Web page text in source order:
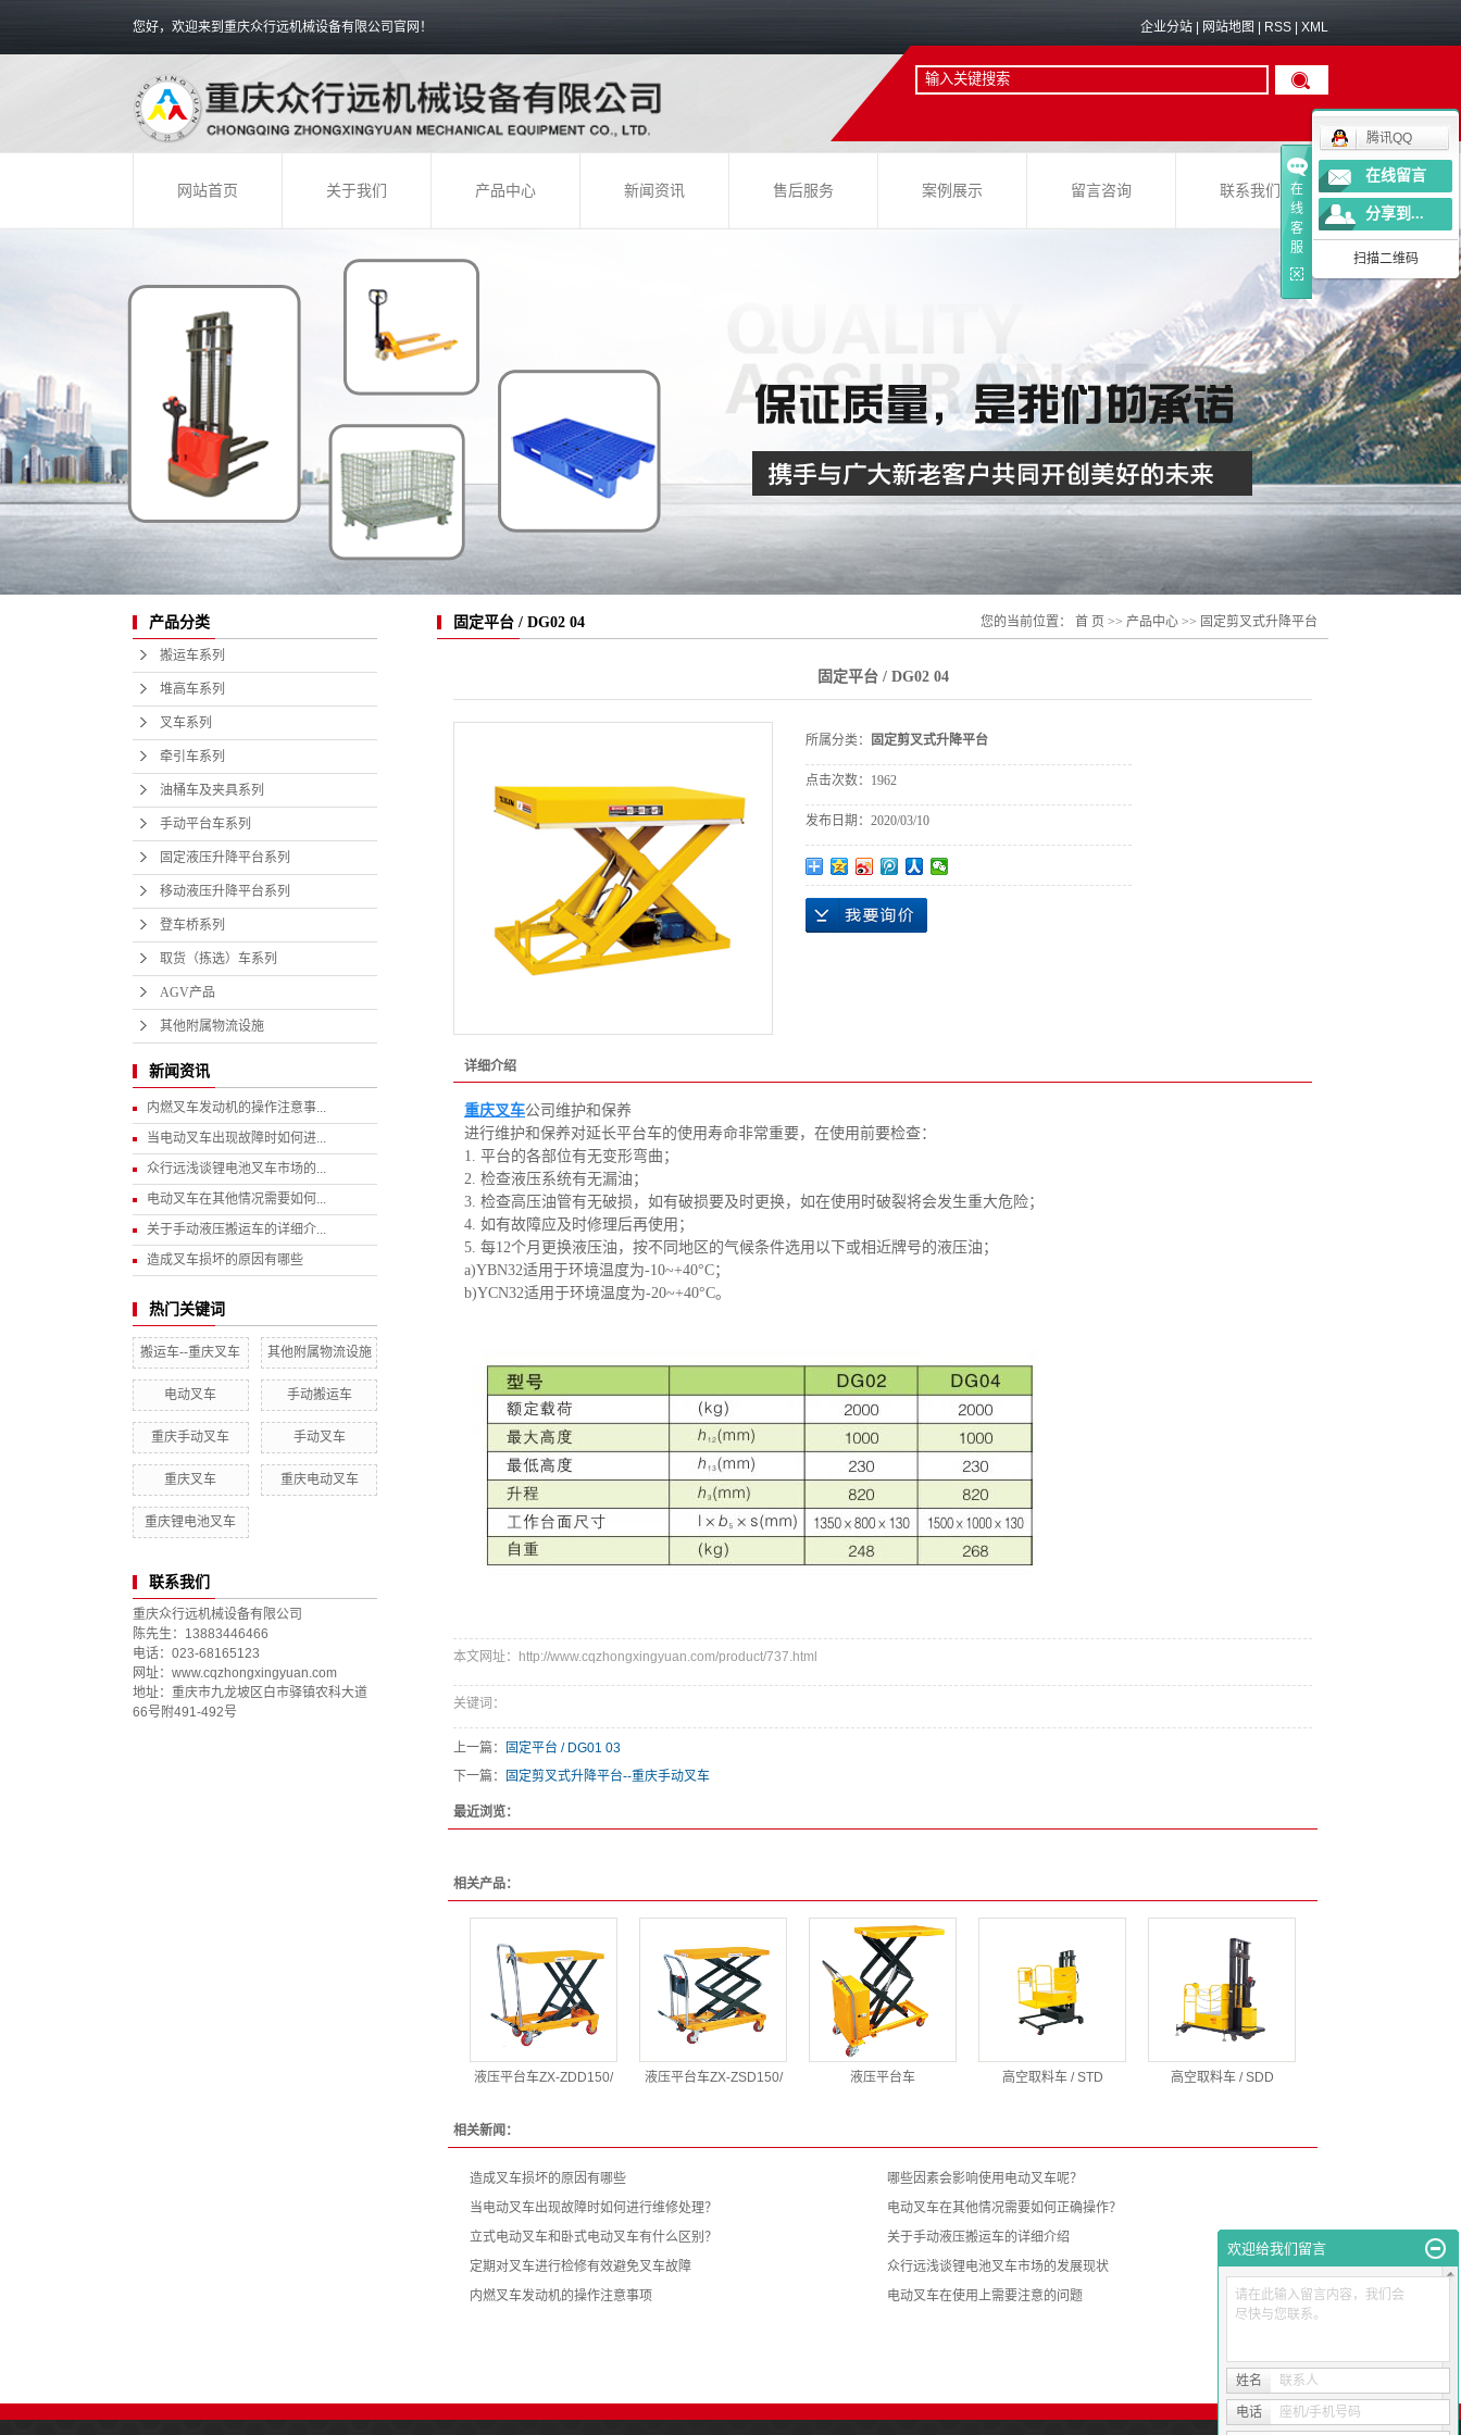
您好，欢迎来到重庆众行远机械设备有限公司官网！ 企业分站 网站地图 RSS XML
网站首页 关于我们 产品中心 新闻资讯 售后服务 案例展示 留言咨询 联系我们
产品分类
搬运车系列
堆高车系列
叉车系列
牵引车系列
油桶车及夹具系列
手动平台车系列
固定液压升降平台系列
移动液压升降平台系列
登车桥系列
取货（拣选）车系列
AGV产品
其他附属物流设施
新闻资讯
内燃叉车发动机的操作注意事...
当电动叉车出现故障时如何进...
众行远浅谈锂电池叉车市场的...
电动叉车在其他情况需要如何...
关于手动液压搬运车的详细介...
造成叉车损坏的原因有哪些
热门关键词
搬运车--重庆叉车 其他附属物流设施
电动叉车 手动搬运车
重庆手动叉车 手动叉车
重庆叉车 重庆电动叉车
重庆锂电池叉车
联系我们
重庆众行远机械设备有限公司
陈先生：13883446466
电话：023-68165123
网址：www.cqzhongxingyuan.com
地址：重庆市九龙坡区白市驿镇农科大道
66号附491-492号
固定平台 / DG02 04 您的当前位置： 首 页 >> 产品中心 >> 固定剪叉式升降平台
固定平台 / DG02 04
所属分类： 固定剪叉式升降平台
点击次数： 1962
发布日期： 2020/03/10
详细介绍
重庆叉车公司维护和保养
进行维护和保养对延长平台车的使用寿命非常重要，在使用前要检查：
1. 平台的各部位有无变形弯曲；
2. 检查液压系统有无漏油；
3. 检查高压油管有无破损，如有破损要及时更换，如在使用时破裂将会发生重大危险；
4. 如有故障应及时修理后再使用；
5. 每12个月更换液压油，按不同地区的气候条件选用以下或相近牌号的液压油；
a)YBN32适用于环境温度为-10~+40°C；
b)YCN32适用于环境温度为-20~+40°C。
本文网址：http://www.cqzhongxingyuan.com/product/737.html
关键词：
上一篇：
固定平台 / DG01 03
下一篇：
固定剪叉式升降平台--重庆手动叉车
最近浏览：
相关产品：
液压平台车ZX-ZDD150/ 液压平台车ZX-ZSD150/ 液压平台车 高空取料车 / STD 高空取料车 / SDD
相关新闻：
造成叉车损坏的原因有哪些
哪些因素会影响使用电动叉车呢？
当电动叉车出现故障时如何进行维修处理？
电动叉车在其他情况需要如何正确操作？
立式电动叉车和卧式电动叉车有什么区别？
关于手动液压搬运车的详细介绍
定期对叉车进行检修有效避免叉车故障
众行远浅谈锂电池叉车市场的发展现状
内燃叉车发动机的操作注意事项
电动叉车在使用上需要注意的问题
在
线
客
服
腾讯QQ
在线留言
分享到...
扫描二维码
欢迎给我们留言
请在此输入留言内容，我们会
尽快与您联系。
姓名 联系人
电话 座机/手机号码